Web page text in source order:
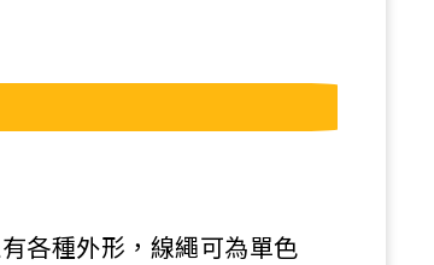
各種外形，線繩可為單色